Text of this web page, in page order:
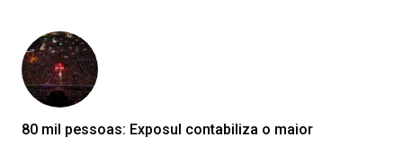
80 mil pessoas: Exposul contabiliza o maior